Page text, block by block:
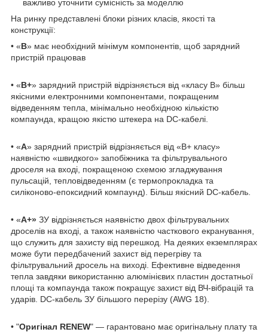
важливо уточнити сумісність за моделлю
На ринку представлені блоки різних класів, якості та
конструкції:
• «B» має необхідний мінімум компонентів, щоб зарядний
пристрій працював
• «B+» зарядний пристрій відрізняється від «класу B» більш
якісними електронними компонентами, покращеним
відведенням тепла, мінімально необхідною кількістю
компаунда, кращою якістю штекера на DC-кабелі.
• «А» зарядний пристрій відрізняється від «В+ класу»
наявністю «швидкого» запобіжника та фільтрувального
дроселя на вході, покращеною схемою згладжування
пульсацій, тепловідведенням (є термопрокладка та
силіконово-епоксидний компаунд). Більш якісний DC-кабель.
• «А+» ЗУ відрізняється наявністю двох фільтрувальних
дроселів на вході, а також наявністю часткового екранування,
що служить для захисту від перешкод. На деяких екземплярах
може бути передбачений захист від перегріву та
фільтрувальний дросель на виході. Ефективне відведення
тепла завдяки використанню алюмінієвих пластин достатньої
площі та компаунда також покращує захист від ВЧ-вібрацій та
ударів. DC-кабель ЗУ більшого перерізу (AWG 18).
• "Оригінал RENEW" — гарантовано має оригінальну плату та